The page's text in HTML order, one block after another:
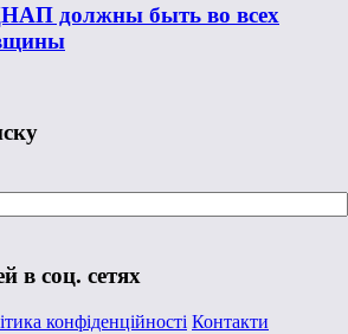
должны быть во всех
в соц. сетях
конфіденційності Контакти